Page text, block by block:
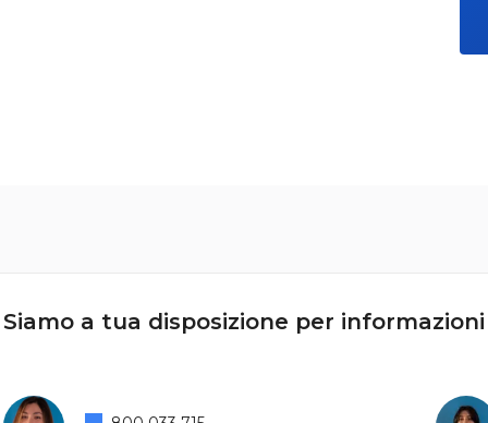
Siamo a tua disposizione per